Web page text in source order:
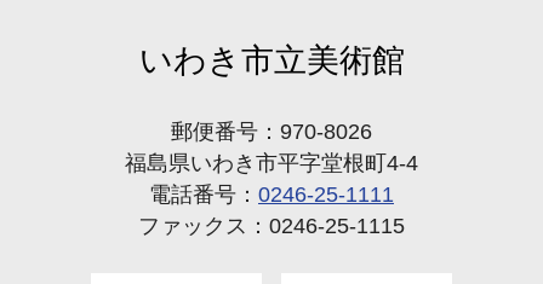
いわき市立美術館
郵便番号：970-8026
福島県いわき市平字堂根町4-4
電話番号： 0246-25-1111
ファックス：0246-25-1115